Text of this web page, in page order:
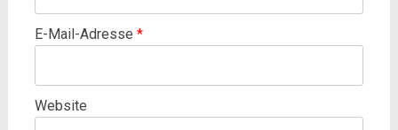
E-Mail-Adresse *
Website